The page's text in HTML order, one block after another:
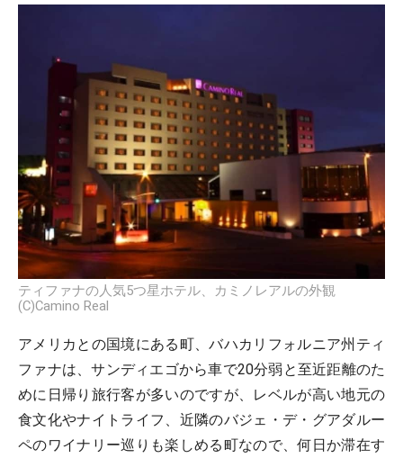
ティファナの人気5つ星ホテル、カミノレアルの外観
(C)Camino Real
アメリカとの国境にある町、バハカリフォルニア州ティ
ファナは、サンディエゴから車で20分弱と至近距離のた
めに日帰り旅行客が多いのですが、レベルが高い地元の
食文化やナイトライフ、近隣のバジェ・デ・グアダルー
ペのワイナリー巡りも楽しめる町なので、何日か滞在す